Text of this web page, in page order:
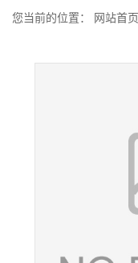
您当前的位置： 网站首页